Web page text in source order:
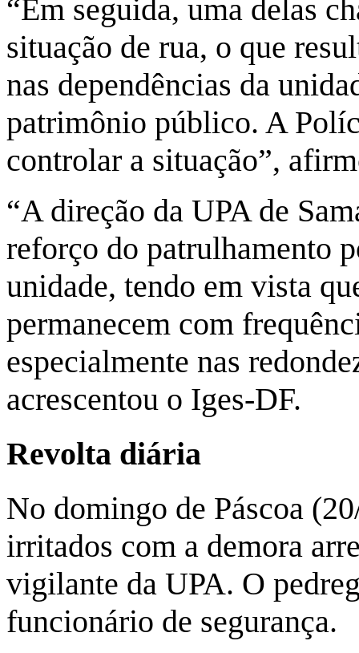
“Em seguida, uma delas
situação de rua, o que
nas dependências da
patrimônio público. A
controlar a situação”,
“A direção da UPA de
reforço do patrulhamento
unidade, tendo em vista
permanecem com
especialmente nas
acrescentou o Iges-DF.
Revolta diária
No domingo de Páscoa
irritados com a demora
vigilante da UPA. O
funcionário de segurança.